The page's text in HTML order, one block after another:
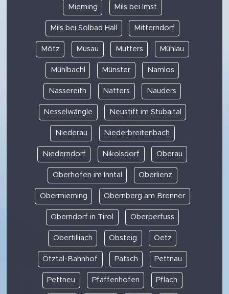
Mieming Mils bei Imst
Mils bei Solbad Hall Mitterndorf
Mötz Musau Mutters Mühlau
Mühlbachl Münster Namlos
Nassereith Natters Nauders
Nesselwängle Neustift im Stubaital
Niederau Niederbreitenbach
Niederndorf Nikolsdorf Oberau
Oberhofen im Inntal Oberlienz
Obermieming Obernberg am Brenner
Oberndorf in Tirol Oberperfuss
Obertilliach Obsteig Oetz
Ötztal-Bahnhof Patsch Pettnau
Pettneu Pfaffenhofen Pflach